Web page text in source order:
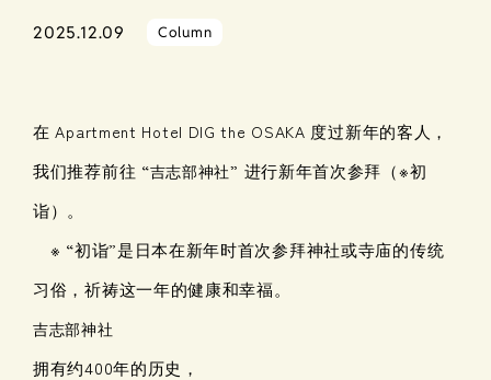
2025.12.09 Column
在Apartment Hotel DIG the OSAKA 度过新年的客人，
我们推荐前往 “吉志部神社” 进行新年首次参拜（※初
诣）。
※ “初诣”是日本在新年时首次参拜神社或寺庙的传统
习俗，祈祷这一年的健康和幸福。
吉志部神社
拥有约400年的历史，